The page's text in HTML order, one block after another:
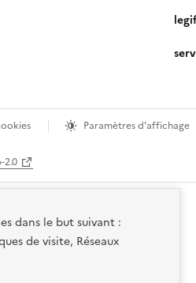
dans le but suivant :
de visite, Réseaux
Paramètres d'affichage
2.0